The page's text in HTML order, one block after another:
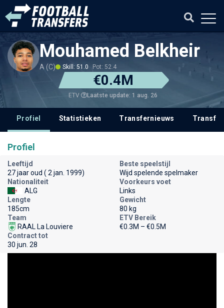
Mouhamed Belkheir
A (C) Skill: 51.0 Pot: 52.4
€0.4M
ETV Laatste update: 1 aug. 26
Profiel Statistieken Transfernieuws
Profiel
Leeftijd
27 jaar oud ( 2 jan. 1999)
Beste speelstijl
Wijd spelende spelmaker
Nationaliteit
ALG
Voorkeurs voet
Links
Lengte
185cm
Gewicht
80 kg
Team
RAAL La Louviere
ETV Bereik
€0.3M – €0.5M
Contract tot
30 jun. 28